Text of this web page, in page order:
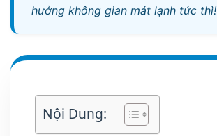
hưởng không gian mát lạnh tức thì!
Nội Dung: